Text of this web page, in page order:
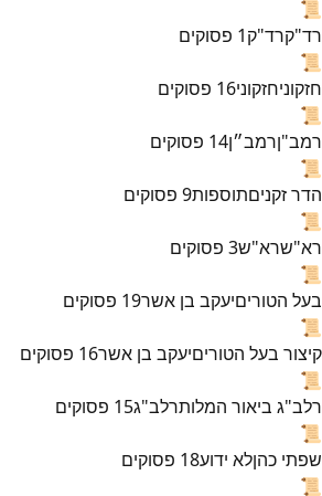
📜
רד"קרד"ק1 פסוקים
📜
חזקוניחזקוני16 פסוקים
📜
רמב"ןרמב״ן14 פסוקים
📜
הדר זקניםתוספות9 פסוקים
📜
רא"שרא"ש3 פסוקים
📜
בעל הטוריםיעקב בן אשר19 פסוקים
📜
קיצור בעל הטוריםיעקב בן אשר16 פסוקים
📜
רלב"ג ביאור המלותרלב"ג15 פסוקים
📜
שפתי כהןלא ידוע18 פסוקים
📜